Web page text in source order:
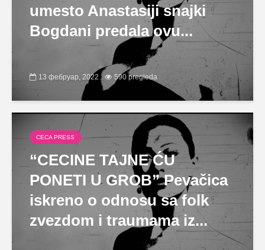
umesto Anastasiji snajki
Bogdani predala ovu...
13 фебруар, 2022 590 pregleda
CECA PRESS
“CECINE TAJNE ĆU
PONETI U GROB” Pevačica
iskreno o odnosu sa folk
zvezdom i traumama iz...